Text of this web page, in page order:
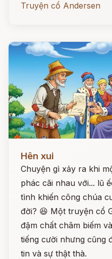
Truyện cổ Andersen
Hên xui
Chuyện gì xảy ra khi
phác cãi nhau với... lũ
tình khiến công chúa
đời? 😆 Một truyện cổ
đậm chất châm biếm
tiếng cười nhưng cũng
tin và sự thật thà.